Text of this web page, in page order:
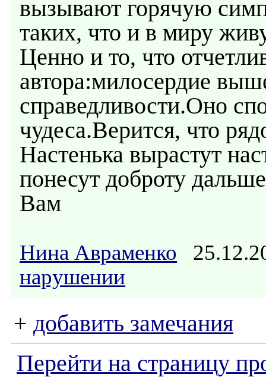
вызывают горячую
таких, что и в миру
Ценно и то, что
автора:милосердие
справедливости.Оно
чудеса.Верится, что
Настенька вырастут
понесут доброту
Вам
Нина Авраменко
нарушении
+ добавить замечания
Перейти на страницу